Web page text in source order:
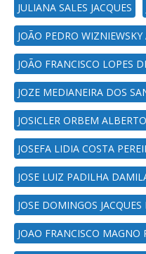
JULIANA SALES JACQUES
JOÃO PEDRO
JOÃO FRANCISCO LOPES
JOZE MEDIANEIRA DOS
JOSICLER ORBEM
JOSEFA LIDIA COSTA
JOSE LUIZ PADILHA
JOSE DOMINGOS JACQUES
JOAO FRANCISCO MAGNO